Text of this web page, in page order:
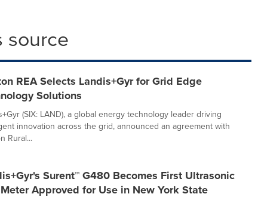
source
REA Selects Landis+Gyr for Grid Edge
Solutions
(SIX: LAND), a global energy technology leader driving
innovation across the grid, announced an agreement with
Rural...
Surent™ G480 Becomes First Ultrasonic
Approved for Use in New York State